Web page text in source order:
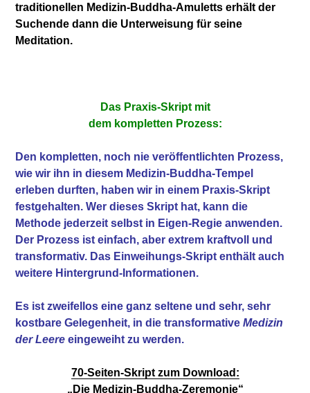
traditionellen Medizin-Buddha-Amuletts erhält der
Suchende dann die Unterweisung für seine
Meditation.
Das Praxis-Skript mit
dem kompletten Prozess:
Den kompletten, noch nie veröffentlichten Prozess,
wie wir ihn in diesem Medizin-Buddha-Tempel
erleben durften, haben wir in einem Praxis-Skript
festgehalten. Wer dieses Skript hat, kann die
Methode jederzeit selbst in Eigen-Regie anwenden.
Der Prozess ist einfach, aber extrem kraftvoll und
transformativ. Das Einweihungs-Skript enthält auch
weitere Hintergrund-Informationen.
Es ist zweifellos eine ganz seltene und sehr, sehr
kostbare Gelegenheit, in die transformativeMedizin
der Leere eingeweiht zu werden.
70-Seiten-Skript zum Download:
„Die Medizin-Buddha-Zeremonie“